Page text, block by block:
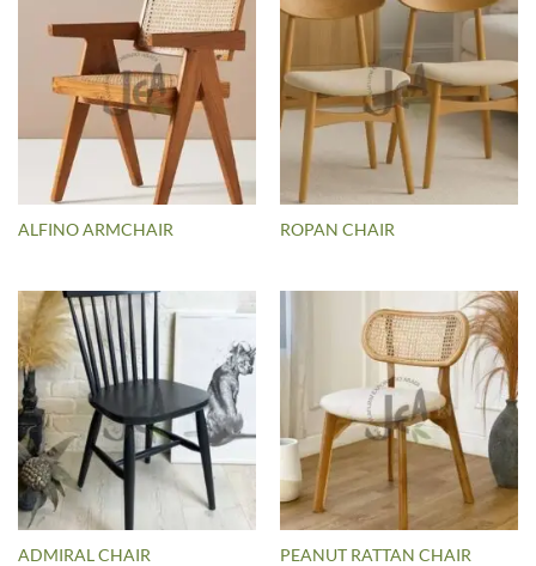
ALFINO ARMCHAIR ROPAN CHAIR
ADMIRAL CHAIR PEANUT RATTAN CHAIR